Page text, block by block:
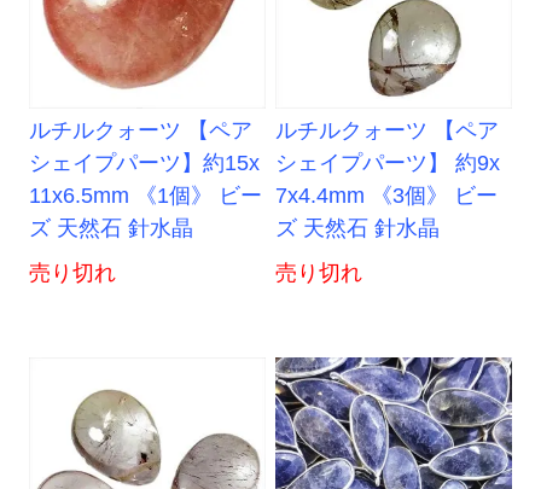
ルチルクォーツ 【ペア
シェイプパーツ】約15x
11x6.5mm 《1個》 ビー
ズ 天然石 針水晶
売り切れ
ルチルクォーツ 【ペア
シェイプパーツ】 約9x
7x4.4mm 《3個》 ビー
ズ 天然石 針水晶
売り切れ